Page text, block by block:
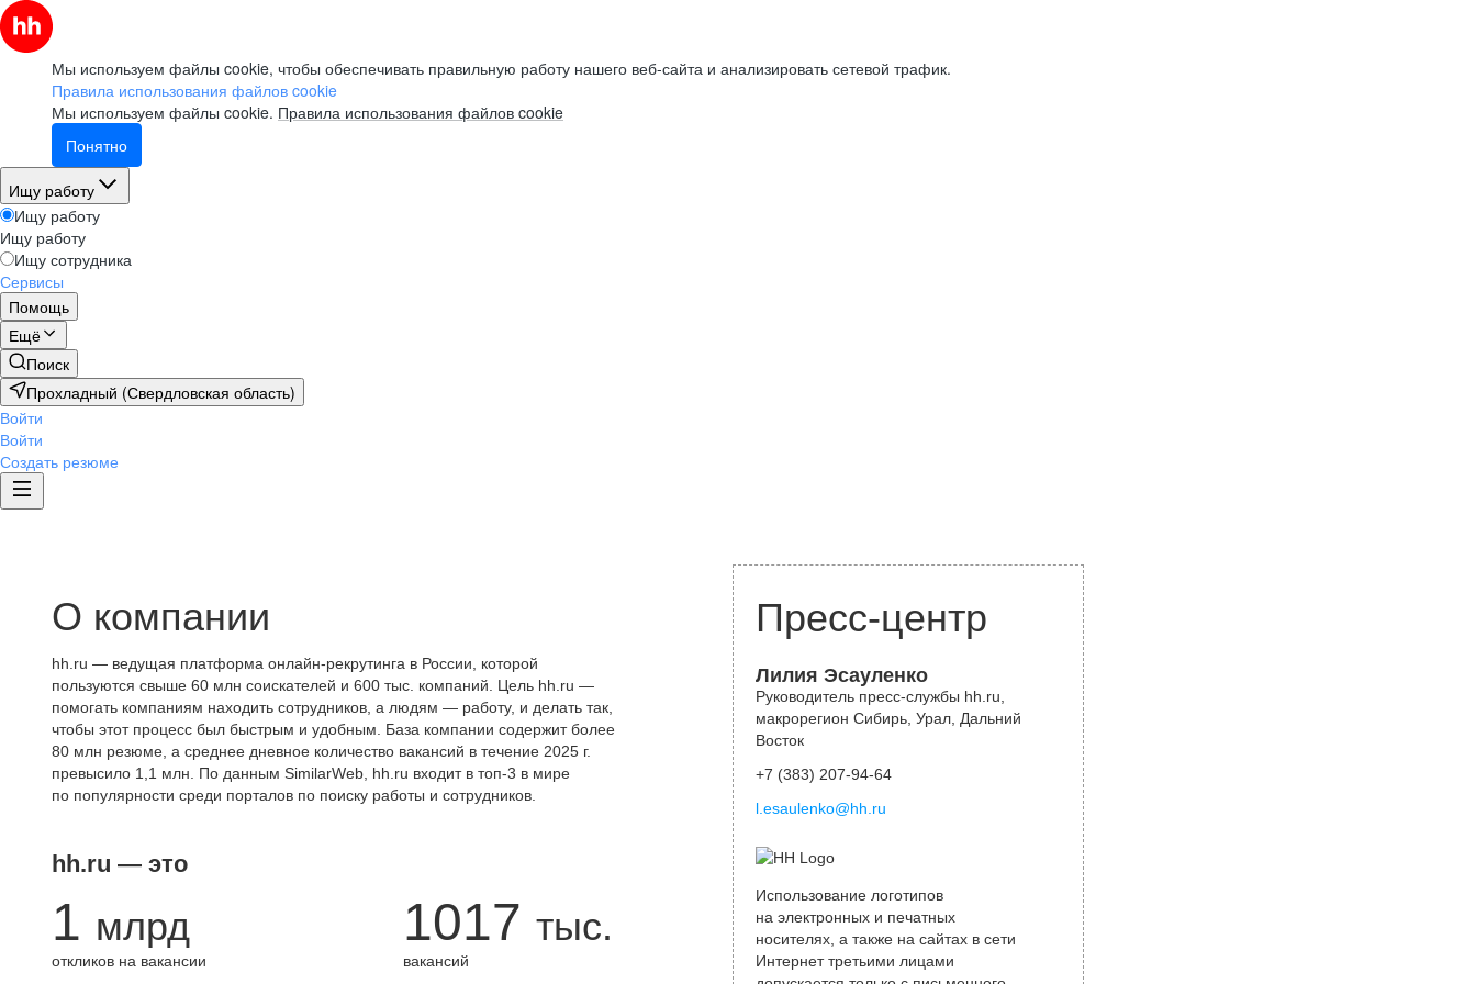
Мы используем файлы cookie, чтобы обеспечивать правильную работу нашего веб-сайта и анализировать сетевой трафик.
Правила использования файлов cookie
Мы используем файлы cookie. Правила использования файлов cookie
Понятно
Ищу работу
Ищу работу
Ищу работу
Ищу сотрудника
Сервисы
Помощь
Ещё
Поиск
Прохладный (Свердловская область)
Войти
Войти
Создать резюме
О компании
hh.ru — ведущая платформа онлайн-рекрутинга в России, которой
пользуются свыше 60 млн соискателей и 600 тыс. компаний. Цель hh.ru —
помогать компаниям находить сотрудников, а людям — работу, и делать так,
чтобы этот процесс был быстрым и удобным. База компании содержит более
80 млн резюме, а среднее дневное количество вакансий в течение 2025 г.
превысило 1,1 млн. По данным SimilarWeb, hh.ru входит в топ-3 в мире
по популярности среди порталов по поиску работы и сотрудников.
hh.ru — это
1 млрд
откликов на вакансии
1017 тыс.
вакансий
Пресс-центр
Лилия Эсауленко
Руководитель пресс-службы hh.ru,
макрорегион Сибирь, Урал, Дальний
Восток
+7 (383) 207-94-64
l.esaulenko@hh.ru
Использование логотипов
на электронных и печатных
носителях, а также на сайтах в сети
Интернет третьими лицами